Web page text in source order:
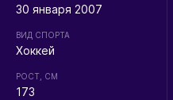
30 января 2007
ВИД СПОРТА
Хоккей
РОСТ, СМ
173